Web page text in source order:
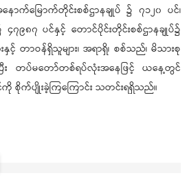
ောက်မြောက်တိုင်းစစ်ဌာနချုပ် ၌ ၇၁၂၀ ပင်၊
၇၉၈၇ ပင်နှင့် တောင်ပိုင်းတိုင်းစစ်ဌာနချုပ်၌
င့် တာဝန်ရှိသူများ၊ အရာရှိ၊ စစ်သည်၊ မိသားစု
ပြီး တပ်မတော်တစ်ရပ်လုံးအနေဖြင့် ယနေ့တွင်
ကို စိုက်ပျိုးခဲ့ကြကြောင်း သတင်းရရှိသည်။